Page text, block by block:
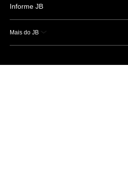
Informe JB
Mais do JB
Esportes